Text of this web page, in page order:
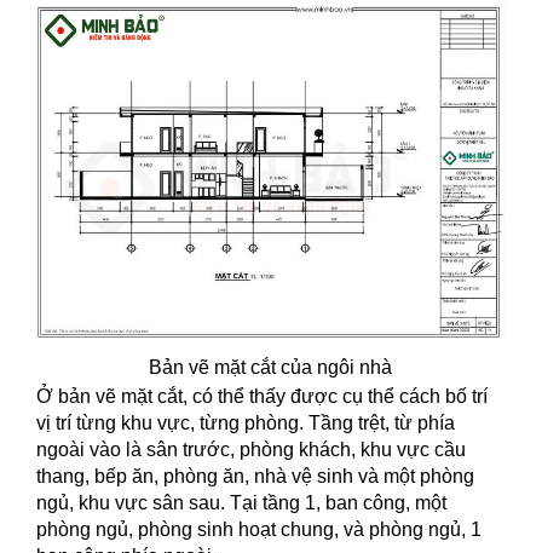
Bản vẽ mặt cắt của ngôi nhà
Ở bản vẽ mặt cắt, có thể thấy được cụ thể cách bố trí
vị trí từng khu vực, từng phòng. Tầng trệt, từ phía
ngoài vào là sân trước, phòng khách, khu vực cầu
thang, bếp ăn, phòng ăn, nhà vệ sinh và một phòng
ngủ, khu vực sân sau. Tại tầng 1, ban công, một
phòng ngủ, phòng sinh hoạt chung, và phòng ngủ, 1